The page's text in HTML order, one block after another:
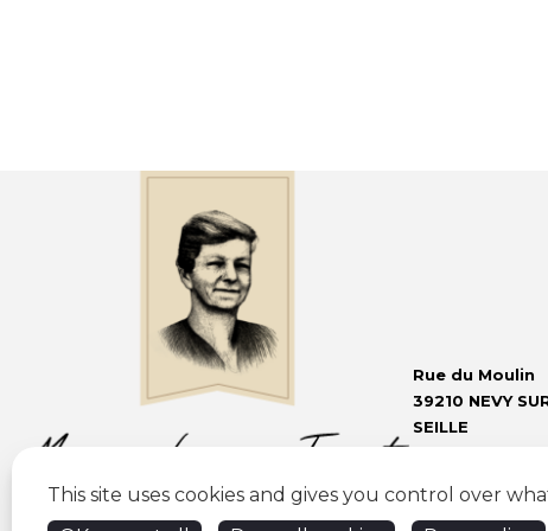
Rue du Moulin
39210 NEVY
SEILLE
This site uses cookies and gives you control over